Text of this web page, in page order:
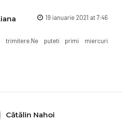
19 ianuarie 2021 at 7:46
puteti primi miercuri
Cătălin Nahoi